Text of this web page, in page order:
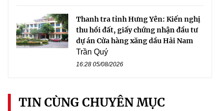
Thanh tra tỉnh Hưng Yên: Kiến nghị
thu hồi đất, giấy chứng nhận đầu tư
dự án Cửa hàng xăng dầu Hải Nam
Trần Quý
16:28 05/08/2026
TIN CÙNG CHUYÊN MỤC